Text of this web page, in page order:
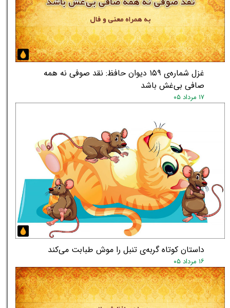
★ ★
غزل شماره‌ی ۱۵۹ دیوان حافظ: نقد صوفی نه همه
صافی بی‌غش باشد
۱۷ مرداد ۰۵
داستان کوتاه گربه‌ی تنبل را موش طبابت می‌کند
۱۶ مرداد ۰۵